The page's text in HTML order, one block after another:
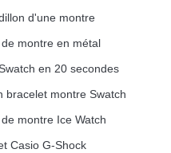
d'une montre
montre en métal
en 20 secondes
bracelet montre Swatch
montre Ice Watch
Casio G-Shock